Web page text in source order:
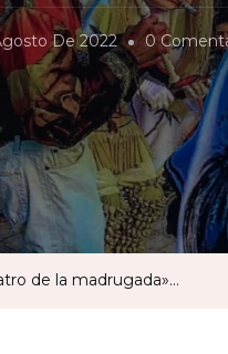
De 2022 0
de la madrugada»…